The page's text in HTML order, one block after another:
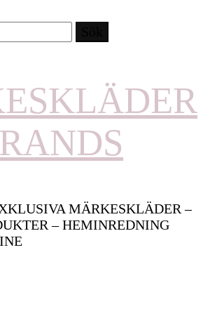
MÄRKESKLÄDER –
– HEMINREDNING